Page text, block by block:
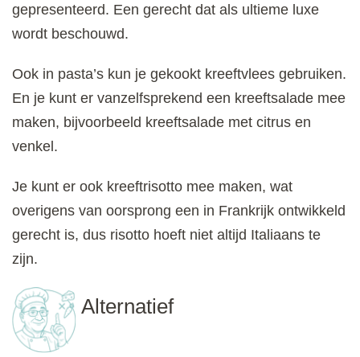
gepresenteerd. Een gerecht dat als ultieme luxe
wordt beschouwd.
Ook in pasta’s kun je gekookt kreeftvlees gebruiken.
En je kunt er vanzelfsprekend een kreeftsalade mee
maken, bijvoorbeeld kreeftsalade met citrus en
venkel.
Je kunt er ook kreeftrisotto mee maken, wat
overigens van oorsprong een in Frankrijk ontwikkeld
gerecht is, dus risotto hoeft niet altijd Italiaans te
zijn.
Alternatief